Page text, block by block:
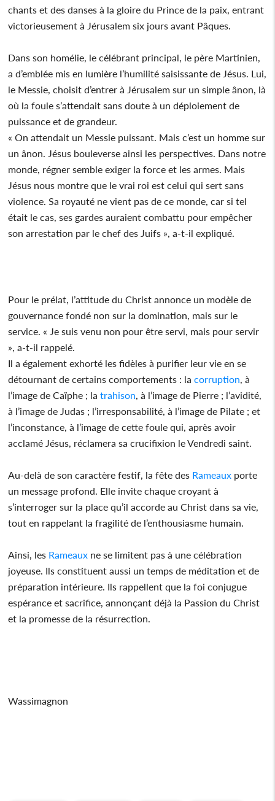
chants et des danses à la gloire du Prince de la paix, entrant
victorieusement à Jérusalem six jours avant Pâques.
Dans son homélie, le célébrant principal, le père Martinien,
a d’emblée mis en lumière l’humilité saisissante de Jésus. Lui,
le Messie, choisit d’entrer à Jérusalem sur un simple ânon, là
où la foule s’attendait sans doute à un déploiement de
puissance et de grandeur.
« On attendait un Messie puissant. Mais c’est un homme sur
un ânon. Jésus bouleverse ainsi les perspectives. Dans notre
monde, régner semble exiger la force et les armes. Mais
Jésus nous montre que le vrai roi est celui qui sert sans
violence. Sa royauté ne vient pas de ce monde, car si tel
était le cas, ses gardes auraient combattu pour empêcher
son arrestation par le chef des Juifs », a-t-il expliqué.
Pour le prélat, l’attitude du Christ annonce un modèle de
gouvernance fondé non sur la domination, mais sur le
service. « Je suis venu non pour être servi, mais pour servir
», a-t-il rappelé.
Il a également exhorté les fidèles à purifier leur vie en se
détournant de certains comportements : la corruption, à
l’image de Caïphe ; la trahison, à l’image de Pierre ; l’avidité,
à l’image de Judas ; l’irresponsabilité, à l’image de Pilate ; et
l’inconstance, à l’image de cette foule qui, après avoir
acclamé Jésus, réclamera sa crucifixion le Vendredi saint.
Au-delà de son caractère festif, la fête des Rameaux porte
un message profond. Elle invite chaque croyant à
s’interroger sur la place qu’il accorde au Christ dans sa vie,
tout en rappelant la fragilité de l’enthousiasme humain.
Ainsi, les Rameaux ne se limitent pas à une célébration
joyeuse. Ils constituent aussi un temps de méditation et de
préparation intérieure. Ils rappellent que la foi conjugue
espérance et sacrifice, annonçant déjà la Passion du Christ
et la promesse de la résurrection.
Wassimagnon